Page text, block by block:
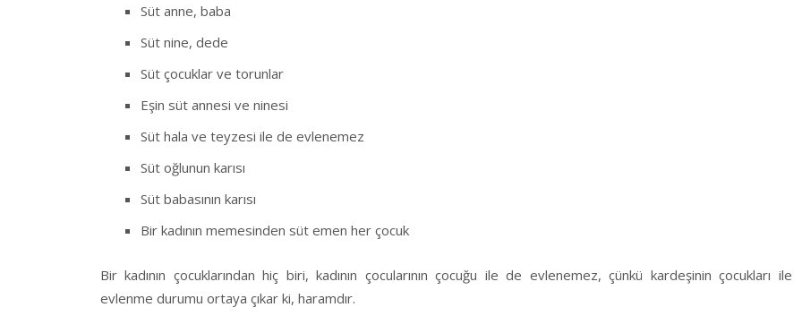
Süt anne, baba
Süt nine, dede
Süt çocuklar ve torunlar
Eşin süt annesi ve ninesi
Süt hala ve teyzesi ile de evlenemez
Süt oğlunun karısı
Süt babasının karısı
Bir kadının memesinden süt emen her çocuk
Bir kadının çocuklarından hiç biri, kadının çocularının çocuğu ile de evlenemez, çünkü kardeşinin çocukları ile
evlenme durumu ortaya çıkar ki, haramdır.